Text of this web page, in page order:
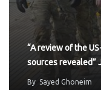
“A review of the
sources revealed”
By Sayed Ghoneim